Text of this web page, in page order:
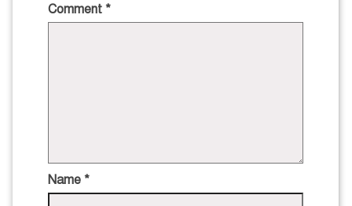
Comment *
Name *